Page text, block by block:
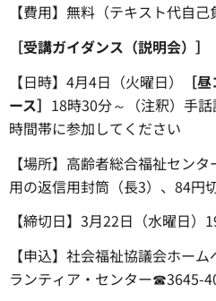
【費用】無料（テキスト代自己
［受講ガイダンス（説明会）］
【日時】4月4日（火曜日）
［
ース］ 18時30分～（注釈）手
時間帯に参加してください
【場所】高齢者総合福祉センタ
用の返信用封筒（長3）、84円
【締切日】3月22日（水曜日）
【申込】社会福祉協議会ホー
ランティア・センター